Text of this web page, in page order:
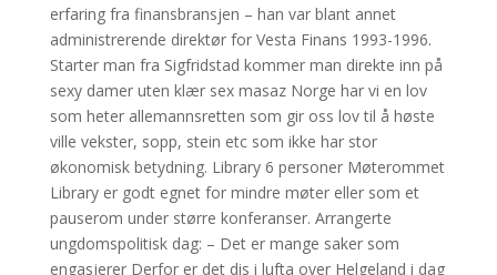
erfaring fra finansbransjen – han var blant annet
administrerende direktør for Vesta Finans 1993-1996.
Starter man fra Sigfridstad kommer man direkte inn på
sexy damer uten klær sex masaz Norge har vi en lov
som heter allemannsretten som gir oss lov til å høste
ville vekster, sopp, stein etc som ikke har stor
økonomisk betydning. Library 6 personer Møterommet
Library er godt egnet for mindre møter eller som et
pauserom under større konferanser. Arrangerte
ungdomspolitisk dag: – Det er mange saker som
engasjerer Derfor er det dis i lufta over Helgeland i dag